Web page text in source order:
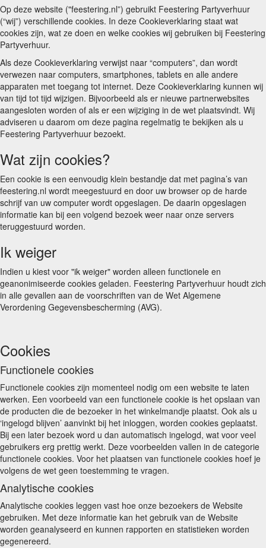
Op deze website ("feestering.nl”) gebruikt Feestering Partyverhuur
(“wij”) verschillende cookies. In deze Cookieverklaring staat wat
cookies zijn, wat ze doen en welke cookies wij gebruiken bij Feestering
Partyverhuur.
Als deze Cookieverklaring verwijst naar “computers”, dan wordt
verwezen naar computers, smartphones, tablets en alle andere
apparaten met toegang tot internet. Deze Cookieverklaring kunnen wij
van tijd tot tijd wijzigen. Bijvoorbeeld als er nieuwe partnerwebsites
aangesloten worden of als er een wijziging in de wet plaatsvindt. Wij
adviseren u daarom om deze pagina regelmatig te bekijken als u
Feestering Partyverhuur bezoekt.
Wat zijn cookies?
Een cookie is een eenvoudig klein bestandje dat met pagina’s van
feestering.nl wordt meegestuurd en door uw browser op de harde
schrijf van uw computer wordt opgeslagen. De daarin opgeslagen
informatie kan bij een volgend bezoek weer naar onze servers
teruggestuurd worden.
Ik weiger
Indien u kiest voor "ik weiger" worden alleen functionele en
geanonimiseerde cookies geladen. Feestering Partyverhuur houdt zich
in alle gevallen aan de voorschriften van de Wet Algemene
Verordening Gegevensbescherming (AVG).
Cookies
Functionele cookies
Functionele cookies zijn momenteel nodig om een website te laten
werken. Een voorbeeld van een functionele cookie is het opslaan van
de producten die de bezoeker in het winkelmandje plaatst. Ook als u
‘ingelogd blijven’ aanvinkt bij het inloggen, worden cookies geplaatst.
Bij een later bezoek word u dan automatisch ingelogd, wat voor veel
gebruikers erg prettig werkt. Deze voorbeelden vallen in de categorie
functionele cookies. Voor het plaatsen van functionele cookies hoef je
volgens de wet geen toestemming te vragen.
Analytische cookies
Analytische cookies leggen vast hoe onze bezoekers de Website
gebruiken. Met deze informatie kan het gebruik van de Website
worden geanalyseerd en kunnen rapporten en statistieken worden
gegenereerd.